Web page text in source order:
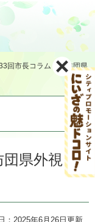
回市長コラム（消防団県
県外視
：2025年6月26日更新